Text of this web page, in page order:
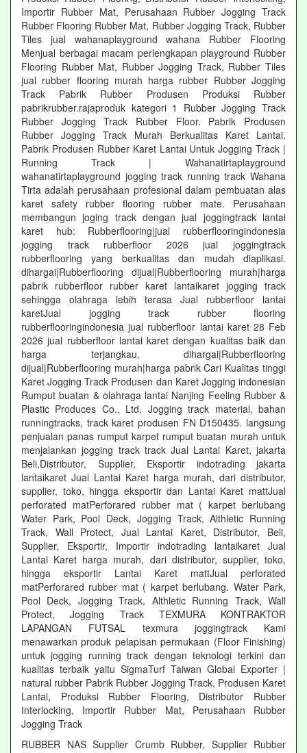
Importir Rubber Mat, Perusahaan Rubber Jogging Track
Rubber Flooring Rubber Mat, Rubber Jogging Track, Rubber
Tiles jual wahanaplayground wahana Rubber Flooring
Menjual berbagai macam perlengkapan playground Rubber
Flooring Rubber Mat, Rubber Jogging Track, Rubber Tiles
jual rubber flooring murah harga rubber Rubber Jogging
Track Pabrik Rubber Produsen Produksi Rubber
pabrikrubber.rajaproduk kategori 1 Rubber Jogging Track
Rubber Jogging Track Rubber Floor. Pabrik Produsen
Rubber Jogging Track Murah Berkualitas Karet Lantai.
Pabrik Produsen Rubber Karet Lantai Untuk Jogging Track |
Running Track | Wahanatirtaplayground
wahanatirtaplayground jogging track running track Wahana
Tirta adalah perusahaan profesional dalam pembuatan alas
karet safety rubber flooring rubber mate. Perusahaan
membangun joging track dengan jual joggingtrack lantai
karet hub: Rubberflooring|jual rubberflooringindonesia
jogging track rubberfloor 2026 jual joggingtrack
rubberflooring yang berkualitas dan mudah diaplikasi.
dihargai|Rubberflooring dijual|Rubberflooring murah|harga
pabrik rubberfloor rubber karet lantaikaret jogging track
sehingga olahraga lebih terasa Jual rubberfloor lantai
karetJual jogging track rubber flooring
rubberflooringindonesia jual rubberfloor lantai karet 28 Feb
2026 jual rubberfloor lantai karet dengan kualitas baik dan
harga terjangkau, dihargai|Rubberflooring
dijual|Rubberflooring murah|harga pabrik Cari Kualitas tinggi
Karet Jogging Track Produsen dan Karet Jogging indonesian
Rumput buatan & olahraga lantai Nanjing Feeling Rubber &
Plastic Produces Co., Ltd. Jogging track material, bahan
runningtracks, track karet produsen FN D150435. langsung
penjualan panas rumput karpet rumput buatan murah untuk
menjalankan jogging track track Jual Lantai Karet, jakarta
Beli,Distributor, Supplier, Eksportir indotrading jakarta
lantaikaret Jual Lantai Karet harga murah, dari distributor,
supplier, toko, hingga eksportir dan Lantai Karet mattJual
perforated matPerforared rubber mat ( karpet berlubang
Water Park, Pool Deck, Jogging Track, Althletic Running
Track, Wall Protect, Jual Lantai Karet, Distributor, Beli,
Supplier, Eksportir, Importir indotrading lantaikaret Jual
Lantai Karet harga murah, dari distributor, supplier, toko,
hingga eksportir Lantai Karet mattJual perforated
matPerforared rubber mat ( karpet berlubang. Water Park,
Pool Deck, Jogging Track, Althletic Running Track, Wall
Protect, Jogging Track TEXMURA KONTRAKTOR
LAPANGAN FUTSAL texmura joggingtrack Kami
menawarkan produk pelapisan permukaan (Floor Finishing)
untuk jogging running track dengan teknologi terkini dan
kualitas terbaik yaitu SigmaTurf Taiwan Global Exporter |
natural rubber Pabrik Rubber Jogging Track, Produsen Karet
Lantai, Produksi Rubber Flooring, Distributor Rubber
Interlocking, Importir Rubber Mat, Perusahaan Rubber
Jogging Track
RUBBER NAS Supplier Crumb Rubber, Supplier Rubber